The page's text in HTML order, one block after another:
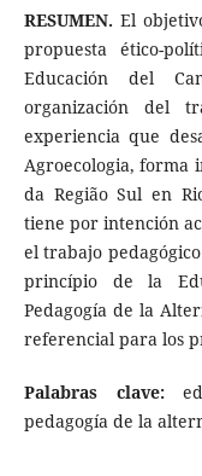
RESUMEN. El
propuesta ético-
Educación del
organización del
experiencia que
Agroecologia, forma
da Região Sul en
tiene por intención
el trabajo
princípio de la
Pedagogía de la
referencial para los
Palabras clave:
pedagogía de la